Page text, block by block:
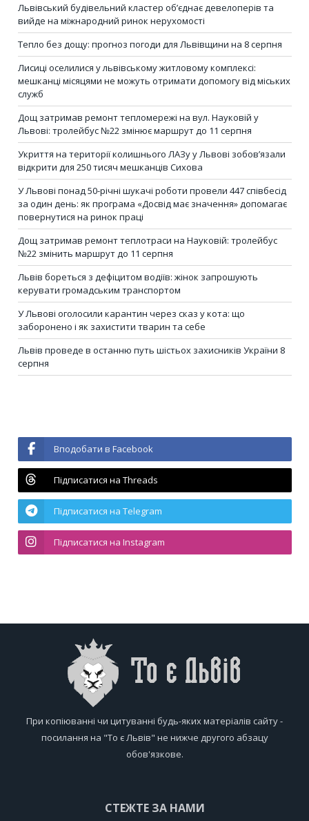
Львівський будівельний кластер об’єднає девелоперів та
вийде на міжнародний ринок нерухомості
Тепло без дощу: прогноз погоди для Львівщини на 8 серпня
Лисиці оселилися у львівському житловому комплексі:
мешканці місяцями не можуть отримати допомогу від міських
служб
Дощ затримав ремонт тепломережі на вул. Науковій у
Львові: тролейбус №22 змінює маршрут до 11 серпня
Укриття на території колишнього ЛАЗу у Львові зобов’язали
відкрити для 250 тисяч мешканців Сихова
У Львові понад 50-річні шукачі роботи провели 447 співбесід
за один день: як програма «Досвід має значення» допомагає
повернутися на ринок праці
Дощ затримав ремонт теплотраси на Науковій: тролейбус
№22 змінить маршрут до 11 серпня
Львів бореться з дефіцитом водіїв: жінок запрошують
керувати громадським транспортом
У Львові оголосили карантин через сказ у кота: що
заборонено і як захистити тварин та себе
Львів проведе в останню путь шістьох захисників України 8
серпня
Вподобати в Facebook
Підписатися на Threads
Підписатися на Telegram
Підписатися на Instagram
При копіюванні чи цитуванні будь-яких матеріалів сайту -
посилання на "То є Львів" не нижче другого абзацу
обов'язкове.
СТЕЖТЕ ЗА НАМИ